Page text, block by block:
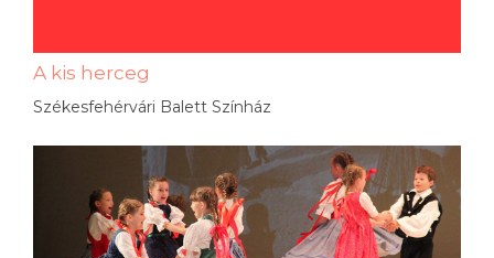
A kis herceg
Székesfehérvári Balett Színház